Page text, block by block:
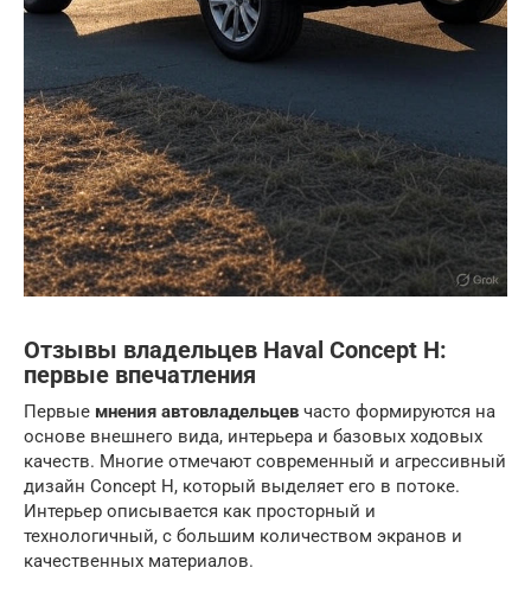
Отзывы владельцев Haval Concept H:
первые впечатления
Первые мнения автовладельцев часто формируются на
основе внешнего вида, интерьера и базовых ходовых
качеств. Многие отмечают современный и агрессивный
дизайн Concept H, который выделяет его в потоке.
Интерьер описывается как просторный и
технологичный, с большим количеством экранов и
качественных материалов.